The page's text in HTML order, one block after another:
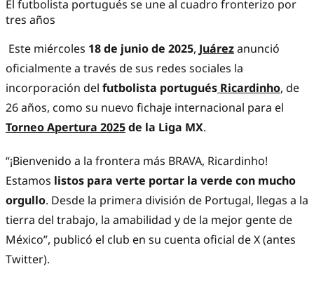
El futbolista portugués se une al cuadro fronterizo por
tres años
Este miércoles 18 de junio de 2025, Juárezanunció
oficialmente a través de sus redes sociales la
incorporación del futbolista portugués Ricardinho, de
26 años, como su nuevo fichaje internacional para el
Torneo Apertura 2025de la Liga MX.
“¡Bienvenido a la frontera más BRAVA, Ricardinho!
Estamos listos para verte portar la verde con mucho
orgullo. Desde la primera división de Portugal, llegas a la
tierra del trabajo, la amabilidad y de la mejor gente de
México”, publicó el club en su cuenta oficial de X (antes
Twitter).